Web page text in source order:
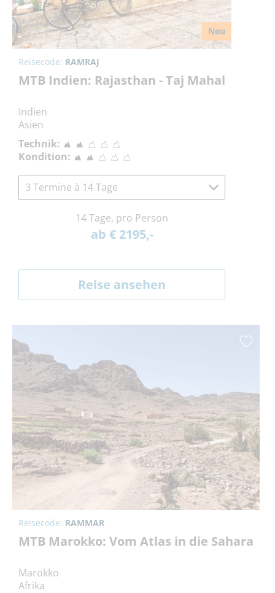
Neu
Reisecode: RAMRAJ
MTB Indien: Rajasthan - Taj Mahal
Indien
Asien
Technik:
Kondition:
3 Termine à 14 Tage
14 Tage, pro Person
ab € 2195,-
Reise ansehen
Reisecode: RAMMAR
MTB Marokko: Vom Atlas in die Sahara
Marokko
Afrika